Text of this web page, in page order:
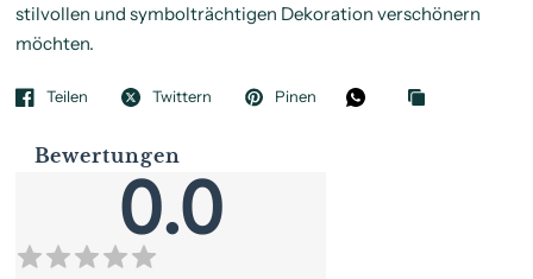
stilvollen und symbolträchtigen Dekoration verschönern
möchten.
Teilen Twittern Pinen
Bewertungen
0.0